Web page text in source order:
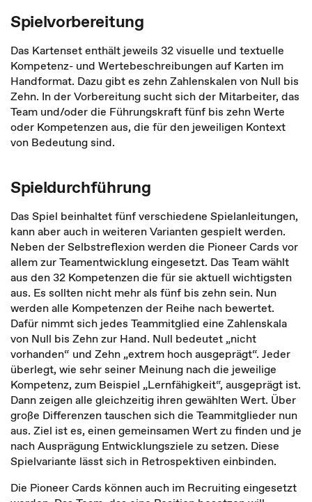
Spielvorbereitung
Das Kartenset enthält jeweils 32 visuelle und textuelle
Kompetenz- und Wertebeschreibungen auf Karten im
Handformat. Dazu gibt es zehn Zahlenskalen von Null bis
Zehn. In der Vorbereitung sucht sich der Mitarbeiter, das
Team und/oder die Führungskraft fünf bis zehn Werte
oder Kompetenzen aus, die für den jeweiligen Kontext
von Bedeutung sind.
Spieldurchführung
Das Spiel beinhaltet fünf verschiedene Spielanleitungen,
kann aber auch in weiteren Varianten gespielt werden.
Neben der Selbstreflexion werden die Pioneer Cards vor
allem zur Teamentwicklung eingesetzt. Das Team wählt
aus den 32 Kompetenzen die für sie aktuell wichtigsten
aus. Es sollten nicht mehr als fünf bis zehn sein. Nun
werden alle Kompetenzen der Reihe nach bewertet.
Dafür nimmt sich jedes Teammitglied eine Zahlenskala
von Null bis Zehn zur Hand. Null bedeutet „nicht
vorhanden“ und Zehn „extrem hoch ausgeprägt“. Jeder
überlegt, wie sehr seiner Meinung nach die jeweilige
Kompetenz, zum Beispiel „Lernfähigkeit“, ausgeprägt ist.
Dann zeigen alle gleichzeitig ihren gewählten Wert. Über
große Differenzen tauschen sich die Teammitglieder nun
aus. Ziel ist es, einen gemeinsamen Wert zu finden und je
nach Ausprägung Entwicklungsziele zu setzen. Diese
Spielvariante lässt sich in Retrospektiven einbinden.
Die Pioneer Cards können auch im Recruiting eingesetzt